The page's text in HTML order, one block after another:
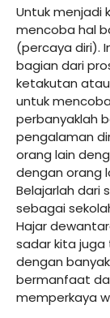
Untuk menjadi
mencoba hal
(percaya diri).
bagian dari
ketakutan
untuk
perbanyaklah
pengalaman
orang lain
dengan orang
Belajarlah dari
sebagai
Hajar
sadar kita
dengan
bermanfaat
memperkaya